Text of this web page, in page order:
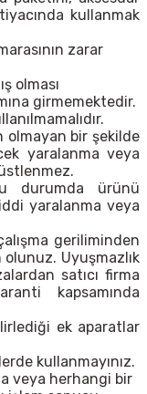
kullanmak
zarar
olması
girmemektedir.
olmayan bir şekilde
yaralanma veya
durumda ürünü
yaralanma veya
geriliminden
Uyuşmazlık
satıcı firma
kapsamında
ek aparatlar
kullanmayınız.
veya herhangi bir